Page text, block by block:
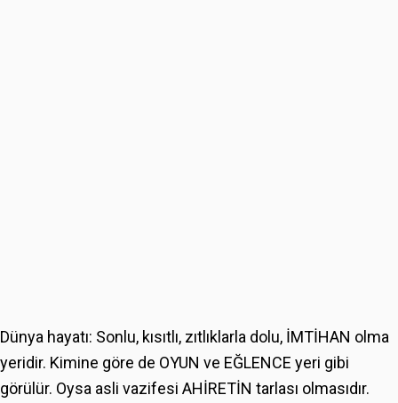
Dünya hayatı: Sonlu, kısıtlı, zıtlıklarla dolu, İMTİHAN olma
yeridir. Kimine göre de OYUN ve EĞLENCE yeri gibi
görülür. Oysa asli vazifesi AHİRETİN tarlası olmasıdır.